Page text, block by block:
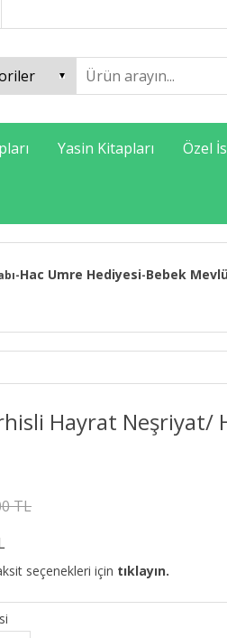
Yasin Kitapları Özel
-Hac Umre Hediyesi-Bebek
Hayrat Neşriyat/
TL
seçenekleri için tıklayın.